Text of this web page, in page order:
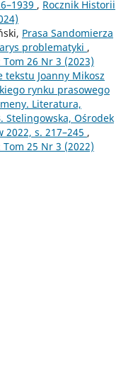
, Rocznik Historii
Prasa Sandomierza
problematyki ,
26 Nr 3 (2023)
tekstu Joanny Mikosz
rynku prasowego
Literatura,
Stelingowska, Ośrodek
2022, s. 217–245 ,
25 Nr 3 (2022)